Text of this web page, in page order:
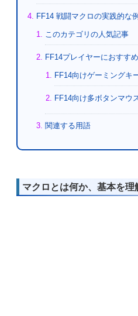
FF14 戦闘マクロの実践的な
このカテゴリの人気記事
FF14プレイヤーにおすす
FF14向けゲーミングキ
FF14向け多ボタンマウ
関連する用語
マクロとは何か、基本を理